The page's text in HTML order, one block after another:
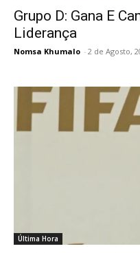
Grupo D: Gana E
Liderança
Nomsa Khumalo - 2 de Agosto,
Última Hora